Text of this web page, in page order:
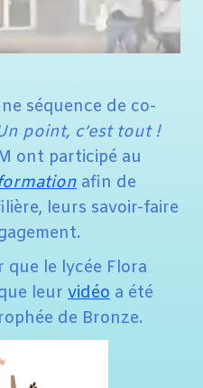
séquence de co-
point, c’est tout !
ont participé au
afin de
leurs savoir-faire
que le lycée Flora
leur vidéo a été
de Bronze.